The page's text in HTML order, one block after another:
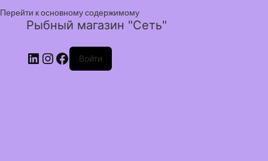
Перейти к основному содержимому
Рыбный магазин "Сеть"
Войти